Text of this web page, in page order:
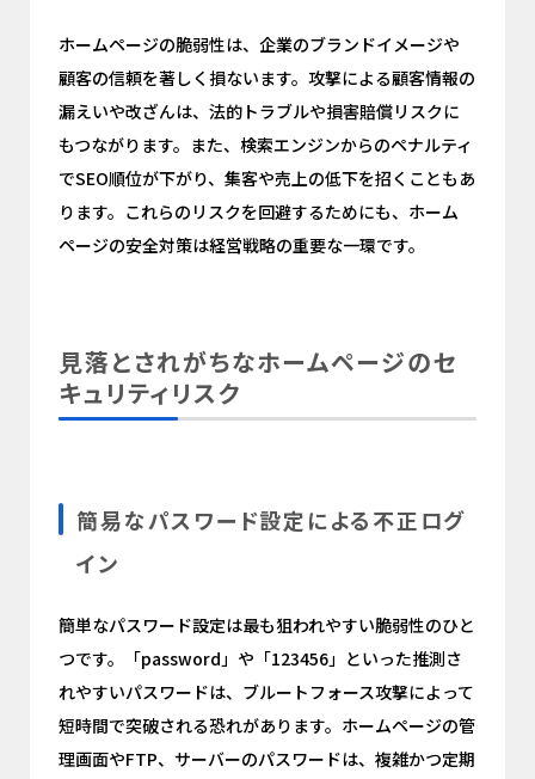
ホームページの脆弱性は、企業のブランドイメージや
顧客の信頼を著しく損ないます。攻撃による顧客情報の
漏えいや改ざんは、法的トラブルや損害賠償リスクに
もつながります。また、検索エンジンからのペナルティ
でSEO順位が下がり、集客や売上の低下を招くこともあ
ります。これらのリスクを回避するためにも、ホーム
ページの安全対策は経営戦略の重要な一環です。
見落とされがちなホームページのセ
キュリティリスク
簡易なパスワード設定による不正ログ
イン
簡単なパスワード設定は最も狙われやすい脆弱性のひと
つです。「password」や「123456」といった推測さ
れやすいパスワードは、ブルートフォース攻撃によって
短時間で突破される恐れがあります。ホームページの管
理画面やFTP、サーバーのパスワードは、複雑かつ定期